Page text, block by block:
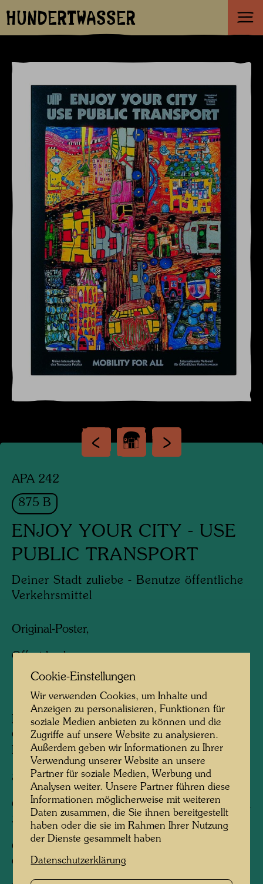
HUNDERTWASSER
APA 242
875 B
ENJOY YOUR CITY - USE
PUBLIC TRANSPORT
Deiner Stadt zuliebe - Benutze öffentliche
Verkehrsmittel
Original-Poster,
Offsetdruck
1998
Herausgegeben von:Gruener Janura AG,
Glarus, for UITP, International Association of
Public Transport, Brussels (repr.)
840 mm x 594 mm
Offsetdruck in 8 Farben mit Metallprägungen in
3 Farben
Gedruckt von:
B. Wörner, Rutesheim,
Germany
Cookie-Einstellungen
Wir verwenden Cookies, um Inhalte und
Anzeigen zu personalisieren, Funktionen für
soziale Medien anbieten zu können und die
Zugriffe auf unsere Website zu analysieren.
Außerdem geben wir Informationen zu Ihrer
Verwendung unserer Website an unsere
Partner für soziale Medien, Werbung und
Analysen weiter. Unsere Partner führen diese
Informationen möglicherweise mit weiteren
Daten zusammen, die Sie ihnen bereitgestellt
haben oder die sie im Rahmen Ihrer Nutzung
der Dienste gesammelt haben
Datenschutzerklärung